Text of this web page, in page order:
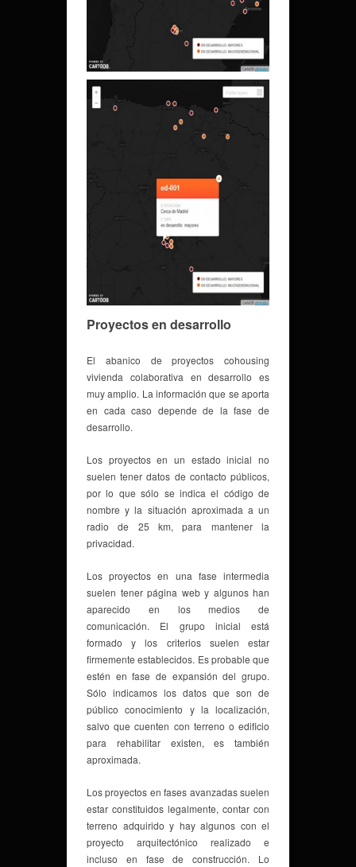
Proyectos en desarrollo
El abanico de proyectos cohousing
vivienda colaborativa en desarrollo es
muy amplio. La información que se aporta
en cada caso depende de la fase de
desarrollo.
Los proyectos en un estado inicial no
suelen tener datos de contacto públicos,
por lo que sólo se indica el código de
nombre y la situación aproximada a un
radio de 25 km, para mantener la
privacidad.
Los proyectos en una fase intermedia
suelen tener página web y algunos han
aparecido en los medios de
comunicación. El grupo inicial está
formado y los criterios suelen estar
firmemente establecidos. Es probable que
estén en fase de expansión del grupo.
Sólo indicamos los datos que son de
público conocimiento y la localización,
salvo que cuenten con terreno o edificio
para rehabilitar existen, es también
aproximada.
Los proyectos en fases avanzadas suelen
estar constituidos legalmente, contar con
terreno adquirido y hay algunos con el
proyecto arquitectónico realizado e
incluso en fase de construcción. Lo